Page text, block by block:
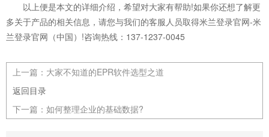
以上便是本文的详细介绍，希望对大家有帮助!如果你还想了解更
多关于产品的相关信息，请您与我们的客服人员取得米兰登录官网-米
兰登录官网（中国）!咨询热线：137-1237-0045
上一篇： 大家不知道的EPR软件选型之道
返回目录
下一篇： 如何整理企业的基础数据?